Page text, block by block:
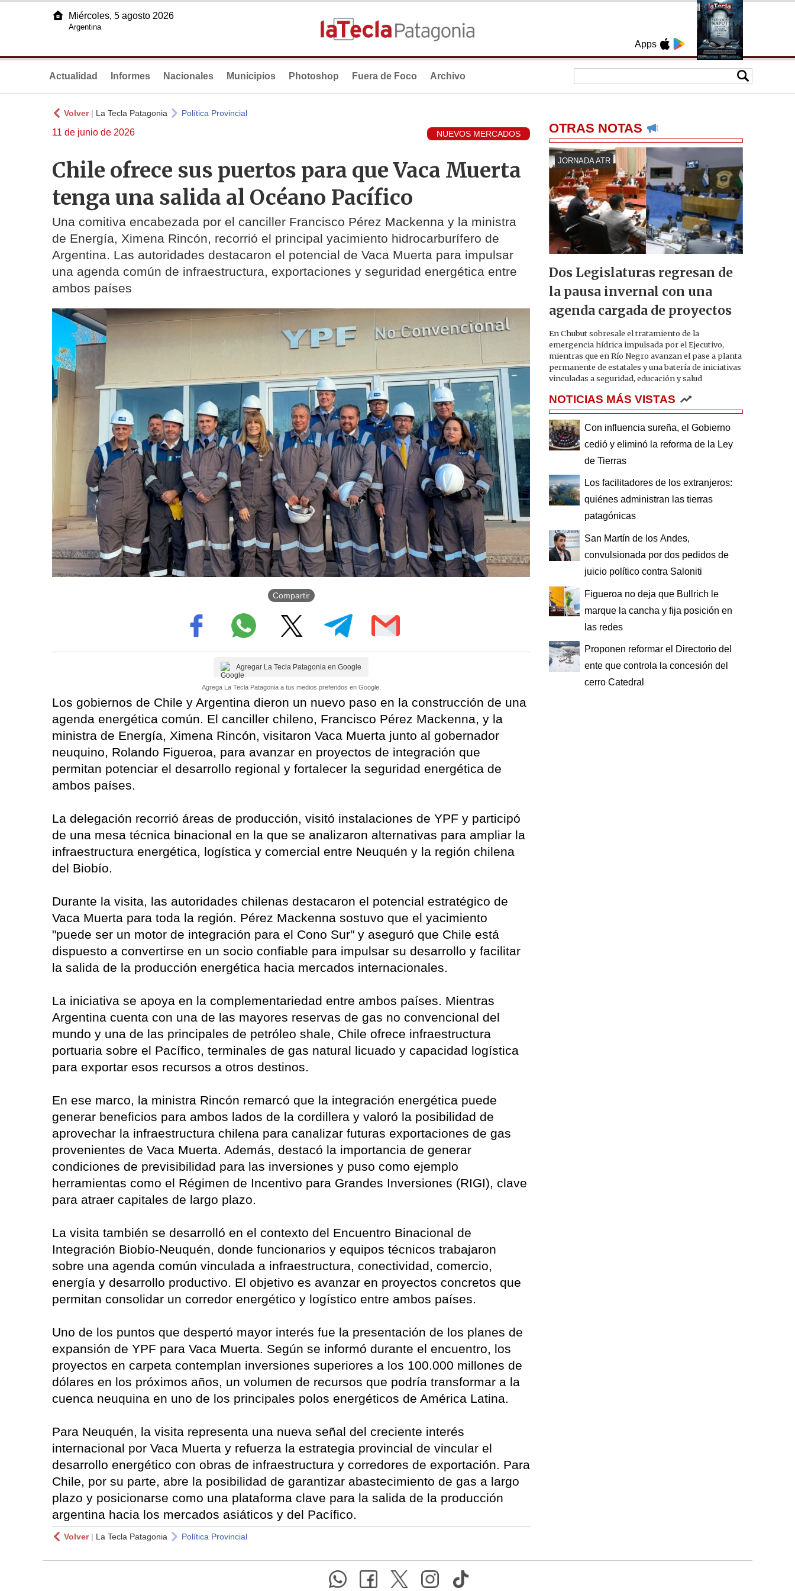
Apps
Miércoles, 5 agosto 2026
Argentina
Actualidad Informes Nacionales Municipios Photoshop Fuera de Foco Archivo
Volver| La Tecla Patagonia Política Provincial
11 de junio de 2026 NUEVOS MERCADOS
Chile ofrece sus puertos para que Vaca Muerta
tenga una salida al Océano Pacífico
Una comitiva encabezada por el canciller Francisco Pérez Mackenna y la ministra
de Energía, Ximena Rincón, recorrió el principal yacimiento hidrocarburífero de
Argentina. Las autoridades destacaron el potencial de Vaca Muerta para impulsar
una agenda común de infraestructura, exportaciones y seguridad energética entre
ambos países
Compartir
Agregar La Tecla Patagonia en Google
Agrega La Tecla Patagonia a tus medios preferidos en Google.
Los gobiernos de Chile y Argentina dieron un nuevo paso en la construcción de una
agenda energética común. El canciller chileno, Francisco Pérez Mackenna, y la
ministra de Energía, Ximena Rincón, visitaron Vaca Muerta junto al gobernador
neuquino, Rolando Figueroa, para avanzar en proyectos de integración que
permitan potenciar el desarrollo regional y fortalecer la seguridad energética de
ambos países.
La delegación recorrió áreas de producción, visitó instalaciones de YPF y participó
de una mesa técnica binacional en la que se analizaron alternativas para ampliar la
infraestructura energética, logística y comercial entre Neuquén y la región chilena
del Biobío.
Durante la visita, las autoridades chilenas destacaron el potencial estratégico de
Vaca Muerta para toda la región. Pérez Mackenna sostuvo que el yacimiento
"puede ser un motor de integración para el Cono Sur" y aseguró que Chile está
dispuesto a convertirse en un socio confiable para impulsar su desarrollo y facilitar
la salida de la producción energética hacia mercados internacionales.
La iniciativa se apoya en la complementariedad entre ambos países. Mientras
Argentina cuenta con una de las mayores reservas de gas no convencional del
mundo y una de las principales de petróleo shale, Chile ofrece infraestructura
portuaria sobre el Pacífico, terminales de gas natural licuado y capacidad logística
para exportar esos recursos a otros destinos.
En ese marco, la ministra Rincón remarcó que la integración energética puede
generar beneficios para ambos lados de la cordillera y valoró la posibilidad de
aprovechar la infraestructura chilena para canalizar futuras exportaciones de gas
provenientes de Vaca Muerta. Además, destacó la importancia de generar
condiciones de previsibilidad para las inversiones y puso como ejemplo
herramientas como el Régimen de Incentivo para Grandes Inversiones (RIGI), clave
para atraer capitales de largo plazo.
La visita también se desarrolló en el contexto del Encuentro Binacional de
Integración Biobío-Neuquén, donde funcionarios y equipos técnicos trabajaron
sobre una agenda común vinculada a infraestructura, conectividad, comercio,
energía y desarrollo productivo. El objetivo es avanzar en proyectos concretos que
permitan consolidar un corredor energético y logístico entre ambos países.
Uno de los puntos que despertó mayor interés fue la presentación de los planes de
expansión de YPF para Vaca Muerta. Según se informó durante el encuentro, los
proyectos en carpeta contemplan inversiones superiores a los 100.000 millones de
dólares en los próximos años, un volumen de recursos que podría transformar a la
cuenca neuquina en uno de los principales polos energéticos de América Latina.
Para Neuquén, la visita representa una nueva señal del creciente interés
internacional por Vaca Muerta y refuerza la estrategia provincial de vincular el
desarrollo energético con obras de infraestructura y corredores de exportación. Para
Chile, por su parte, abre la posibilidad de garantizar abastecimiento de gas a largo
plazo y posicionarse como una plataforma clave para la salida de la producción
argentina hacia los mercados asiáticos y del Pacífico.
Volver| La Tecla Patagonia Política Provincial
OTRAS NOTAS
JORNADA ATR
Dos Legislaturas regresan de
la pausa invernal con una
agenda cargada de proyectos
En Chubut sobresale el tratamiento de la
emergencia hídrica impulsada por el Ejecutivo,
mientras que en Río Negro avanzan el pase a planta
permanente de estatales y una batería de iniciativas
vinculadas a seguridad, educación y salud
NOTICIAS MÁS VISTAS
Con influencia sureña, el Gobierno
cedió y eliminó la reforma de la Ley
de Tierras
Los facilitadores de los extranjeros:
quiénes administran las tierras
patagónicas
San Martín de los Andes,
convulsionada por dos pedidos de
juicio político contra Saloniti
Figueroa no deja que Bullrich le
marque la cancha y fija posición en
las redes
Proponen reformar el Directorio del
ente que controla la concesión del
cerro Catedral